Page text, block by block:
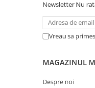
Imbracaminte
Seturi copii si bebelusi
Costumase
Newsletter Nu
Vreau sa
MAGAZINUL
Despre noi